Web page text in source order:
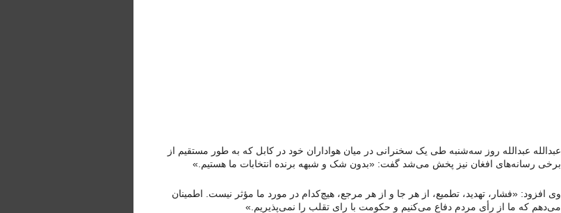
عبدالله عبدالله روز سه‌شنبه طی یک سخنرانی در میان هواداران خود در کابل که به طور مستقیم از
برخی رسانه‌های افغان نیز پخش می‌شد گفت: «بدون شک و شبهه برنده انتخابات ما هستیم.»
وی افزود: «فشار، تهدید، تطمیع، از هر جا و از هر مرجع، هیچ‌کدام در مورد ما مؤثر نیست. اطمینان
می‌دهم که ما از رأی مردم دفاع می‌کنیم و حکومت با رای تقلب را نمی‌پذیریم.»